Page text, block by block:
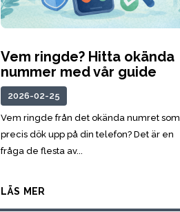
Vem ringde? Hitta okända
nummer med vår guide
2026-02-25
Vem ringde från det okända numret som
precis dök upp på din telefon? Det är en
fråga de flesta av...
läs mer